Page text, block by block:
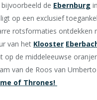
de Ebernburg
op een exclusief
rotsformaties ontdekken
van het Klooster
de middeleeuwse
van de Roos van Umberto
of Thrones!